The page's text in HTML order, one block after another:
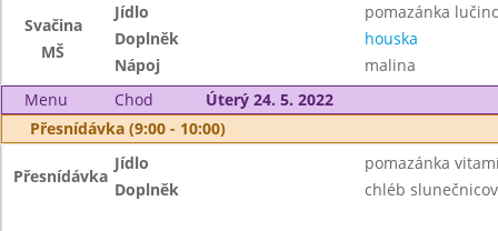
Svačina
MŠ
Jídlo
pomazánka
Doplněk
houska
Nápoj
malina
Menu
Chod
Úterý 24. 5. 2022
Přesnídávka (9:00 - 10:00)
Přesnídávka
Jídlo
pomazánka
Doplněk
chléb